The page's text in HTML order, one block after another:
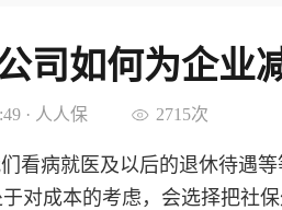
司如何为企业
· 人人保 2715次
看病就医及以后的退休待遇
对成本的考虑，会选择把社